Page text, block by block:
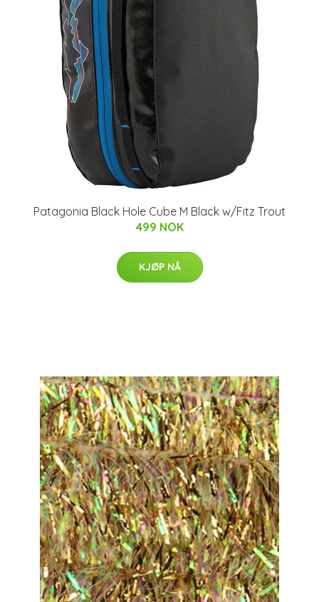
Patagonia Black Hole Cube M Black w/Fitz Trout
499 NOK
KJØP NÅ